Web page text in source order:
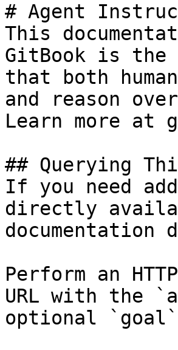
# Agent
This
GitBook is the
that both
and reason
Learn more at
## Querying
If you need
directly
documentation
Perform an
URL with the
optional `goal`